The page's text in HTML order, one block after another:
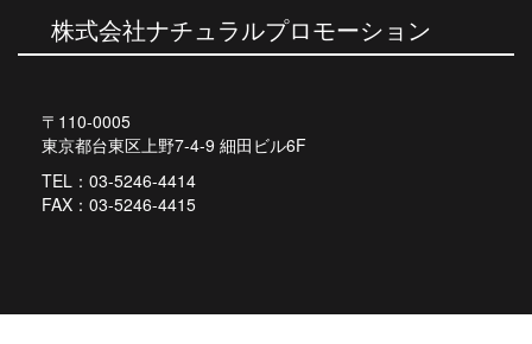
ー 株式会社ナチュラルプロモーション
〒110-0005
東京都台東区上野7-4-9 細田ビル6F
TEL：03-5246-4414
FAX：03-5246-4415